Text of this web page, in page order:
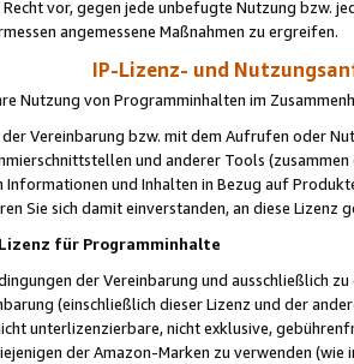
vor, gegen jede unbefugte Nutzung bzw.
angemessene Maßnahmen zu ergreifen.
IP-Lizenz- und
Nutzung von Programminhalten im
Vereinbarung bzw. mit dem Aufrufen oder
und anderer Tools (zusammen
Informationen und Inhalten in Bezug auf
Sie sich damit einverstanden, an diese Lizenz
für Programminhalte
der Vereinbarung und ausschließlich
(einschließlich dieser Lizenz und der
unterlizenzierbare, nicht exklusive,
der Amazon-Marken zu verwenden